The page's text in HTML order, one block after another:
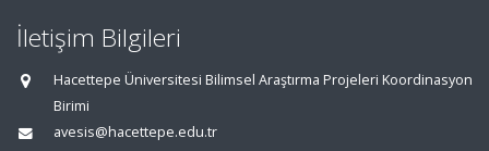
İletişim Bilgileri
Hacettepe Üniversitesi Bilimsel Araştırma Projeleri Koordinasyon
Birimi
avesis@hacettepe.edu.tr